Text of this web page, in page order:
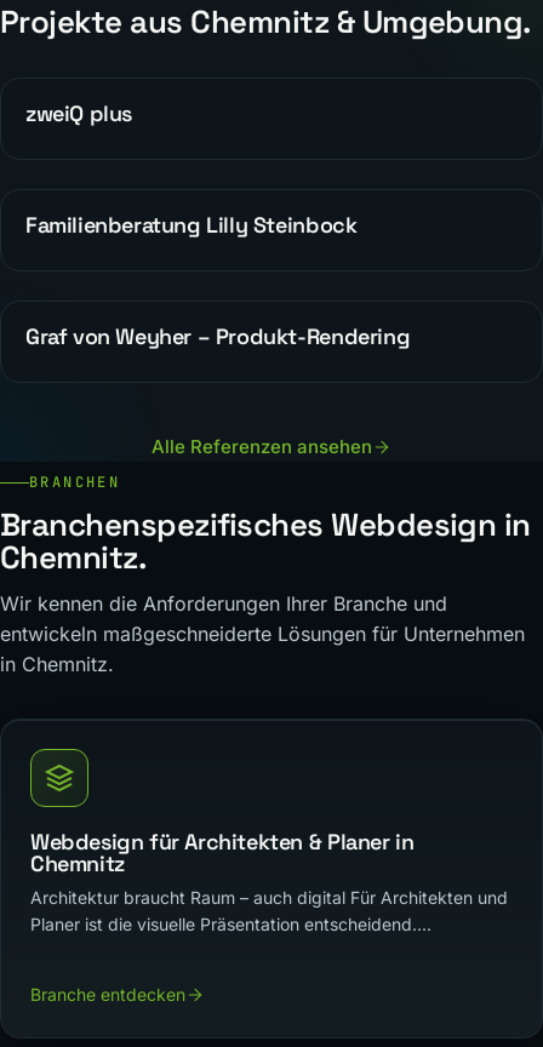
Projekte aus Chemnitz & Umgebung.
WEBDESIGN
zweiQ plus
WEBDESIGN
Familienberatung Lilly Steinbock
WEBDESIGN
Graf von Weyher – Produkt-Rendering
Alle Referenzen ansehen
BRANCHEN
Branchenspezifisches Webdesign in
Chemnitz.
Wir kennen die Anforderungen Ihrer Branche und
entwickeln maßgeschneiderte Lösungen für Unternehmen
in Chemnitz.
Webdesign für Architekten & Planer in
Chemnitz
Architektur braucht Raum – auch digital Für Architekten und
Planer ist die visuelle Präsentation entscheidend....
Branche entdecken